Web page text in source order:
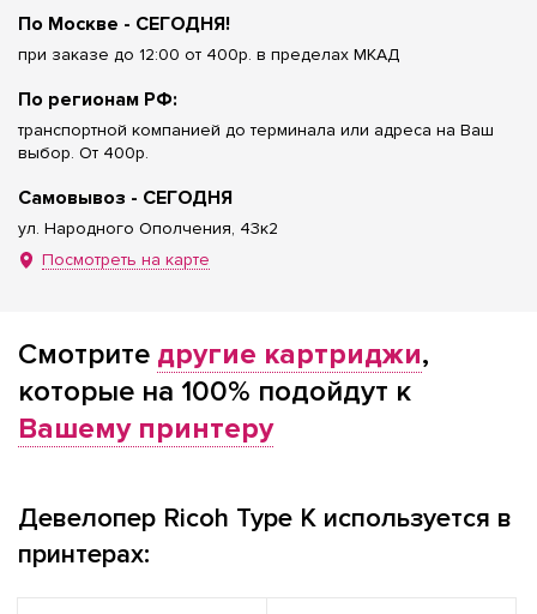
По Москве - СЕГОДНЯ!
при заказе до 12:00 от 400р. в пределах МКАД
По регионам РФ:
транспортной компанией до терминала или адреса на Ваш
выбор. От 400р.
Самовывоз - СЕГОДНЯ
ул. Народного Ополчения, 43к2
Посмотреть на карте
Смотрите другие картриджи,
которые на 100% подойдут к
Вашему принтеру
Девелопер Ricoh Type K используется в
принтерах: